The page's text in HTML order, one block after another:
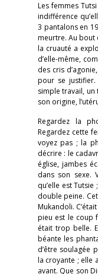
Les femmes
indifférence
3 pantalons en
meurtre. Au
la cruauté a
d’elle-même,
des cris
pour se justifier.
simple travail, un
son origine,
Regardez la
Regardez cette
voyez pas ; la
décrire : le
église, jambes
dans son sexe.
qu’elle est
double peine.
Mukandoli.
pieu est le coup
était trop belle.
béante les
d’être soulagée
la croyante ; elle
avant. Que son